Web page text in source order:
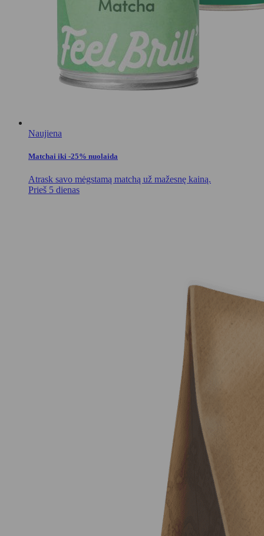
Naujiena
Matchai iki -25% nuolaida
Atrask savo mėgstamą matchą už mažesnę kainą.
Prieš 5 dienas